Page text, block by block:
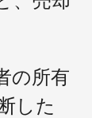
の所有
した